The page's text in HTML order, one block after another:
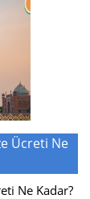
Ücreti Ne
Ne Kadar?